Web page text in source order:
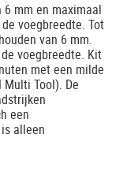
mm en maximaal
voegbreedte. Tot
van 6 mm.
voegbreedte. Kit
met een milde
Tool). De
een
alleen